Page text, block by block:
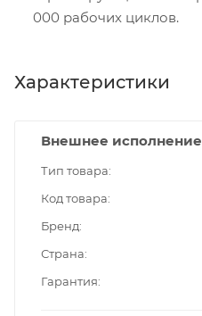
000 рабочих циклов.
Характеристики
Внешнее исполнение
Тип товара
Код товара
Бренд
Страна
Гарантия